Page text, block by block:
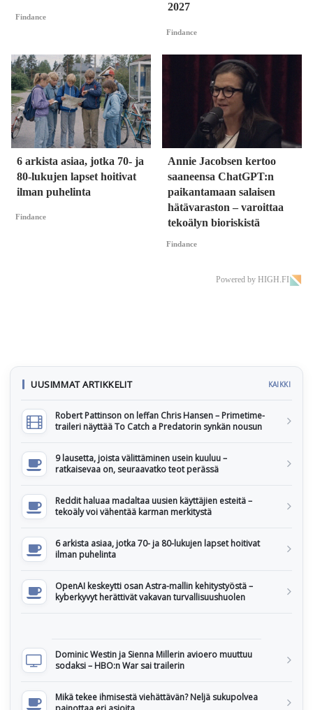
Findance
2027
Findance
6 arkista asiaa, jotka 70- ja
80-lukujen lapset hoitivat
ilman puhelinta
Findance
Annie Jacobsen kertoo
saaneensa ChatGPT:n
paikantamaan salaisen
hätävaraston – varoittaa
tekoälyn bioriskistä
Findance
Powered by HIGH.FI
UUSIMMAT ARTIKKELIT KAIKKI
Robert Pattinson on leffan Chris Hansen – Primetime-
traileri näyttää To Catch a Predatorin synkän nousun
9 lausetta, joista välittäminen usein kuuluu –
ratkaisevaa on, seuraavatko teot perässä
Reddit haluaa madaltaa uusien käyttäjien esteitä –
tekoäly voi vähentää karman merkitystä
6 arkista asiaa, jotka 70- ja 80-lukujen lapset hoitivat
ilman puhelinta
OpenAI keskeytti osan Astra-mallin kehitystyöstä –
kyberkyvyt herättivät vakavan turvallisuushuolen
Dominic Westin ja Sienna Millerin avioero muuttuu
sodaksi – HBO:n War sai trailerin
Mikä tekee ihmisestä viehättävän? Neljä sukupolvea